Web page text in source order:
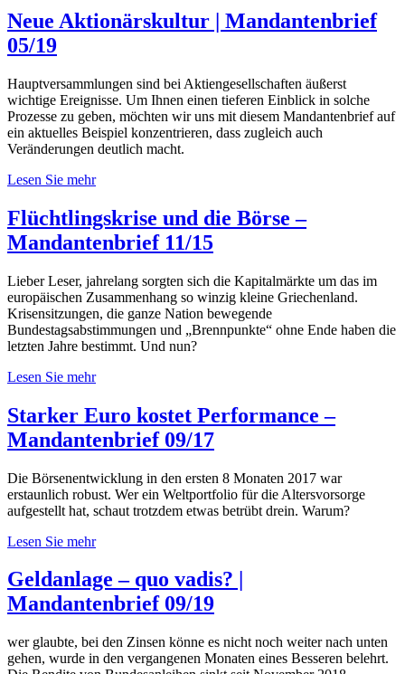
Neue Aktionärskultur | Mandantenbrief
05/19
Hauptversammlungen sind bei Aktiengesellschaften äußerst
wichtige Ereignisse. Um Ihnen einen tieferen Einblick in solche
Prozesse zu geben, möchten wir uns mit diesem Mandantenbrief auf
ein aktuelles Beispiel konzentrieren, dass zugleich auch
Veränderungen deutlich macht.
Lesen Sie mehr
Flüchtlingskrise und die Börse –
Mandantenbrief 11/15
Lieber Leser, jahrelang sorgten sich die Kapitalmärkte um das im
europäischen Zusammenhang so winzig kleine Griechenland.
Krisensitzungen, die ganze Nation bewegende
Bundestagsabstimmungen und „Brennpunkte“ ohne Ende haben die
letzten Jahre bestimmt. Und nun?
Lesen Sie mehr
Starker Euro kostet Performance –
Mandantenbrief 09/17
Die Börsenentwicklung in den ersten 8 Monaten 2017 war
erstaunlich robust. Wer ein Weltportfolio für die Altersvorsorge
aufgestellt hat, schaut trotzdem etwas betrübt drein. Warum?
Lesen Sie mehr
Geldanlage – quo vadis? |
Mandantenbrief 09/19
wer glaubte, bei den Zinsen könne es nicht noch weiter nach unten
gehen, wurde in den vergangenen Monaten eines Besseren belehrt.